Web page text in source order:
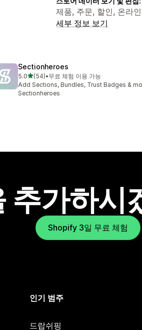
제품, 주문, 할인, 온라
세부 정보 보기
Sectionheroes
5.0별 5개 중
(54)
총 리뷰 54개
•무료 체험 이용 가능
Add Sections, Bundles, Trust Badges &
Sectionheroes
추가하시
Shopify 3일 무료 체험
인기 범주
드랍쉬핑